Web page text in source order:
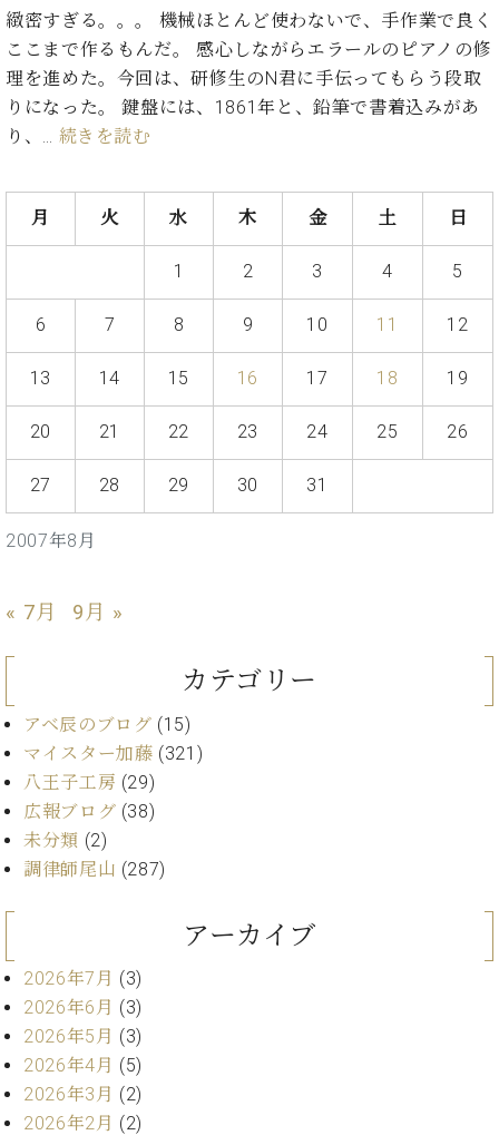
ジ
デ
ン
ス
C.
ヒ
ー
/
C.
シ
レ
ジ
デ
ン
ス
シ
ュ
タ
イ
ン
コ
ン
色
と
タ
ッ
ン・
ジ
パ
ン
取
み
ピ
番
号
の
密
ー
音
楽
家
の
音
色
ベ
ュ
を
前
に
ベ
タ
イ
シ
ュ
ー
レ
ニ
イ
ベ
ト
(入
荷
情
報
(お
ら
せ・
デ
情
ー
ン
コ
ン
サ
レ
ッ
ン
イ
ベ
ン
正
ラ
ー・
取
ロ
ン・
調
律
と
方
は、
お
で
メルマガ登録
趣
味
か
格
方
ま
で
大
歓
ベヒ
ン・
シュ
ーレ
音楽
会
員
ベ
ヒ
ュ
イ
ン・
ジ
問
合
せ
緻密すぎる。。。 機械ほとんど使わないで、手作業で良く
ここまで作るもんだ。 感心しながらエラールのピアノの修
理を進めた。今回は、研修生のN君に手伝ってもらう段取
りになった。 鍵盤には、1861年と、鉛筆で書着込みがあ
り、… 続きを読む
2007年8月
月 火 水 木 金 土 日
1 2 3 4 5
6 7 8 9 10 11 12
13 14 15 16 17 18 19
20 21 22 23 24 25 26
27 28 29 30 31
« 7月 9月 »
カテゴリー
アベ辰のブログ (15)
マイスター加藤 (321)
八王子工房 (29)
広報ブログ (38)
未分類 (2)
調律師尾山 (287)
アーカイブ
2026年7月 (3)
2026年6月 (3)
2026年5月 (3)
2026年4月 (5)
2026年3月 (2)
2026年2月 (2)